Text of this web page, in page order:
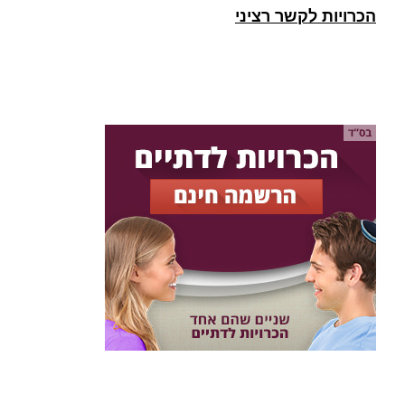
הכרויות לקשר רציני